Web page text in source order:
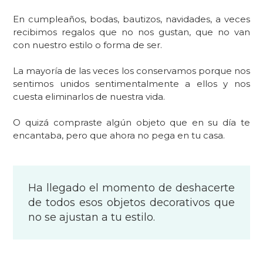
En cumpleaños, bodas, bautizos, navidades, a veces
recibimos regalos que no nos gustan, que no van
con nuestro estilo o forma de ser.
La mayoría de las veces los conservamos porque nos
sentimos unidos sentimentalmente a ellos y nos
cuesta eliminarlos de nuestra vida.
O quizá compraste algún objeto que en su día te
encantaba, pero que ahora no pega en tu casa.
Ha llegado el momento de deshacerte
de todos esos objetos decorativos que
no se ajustan a tu estilo.